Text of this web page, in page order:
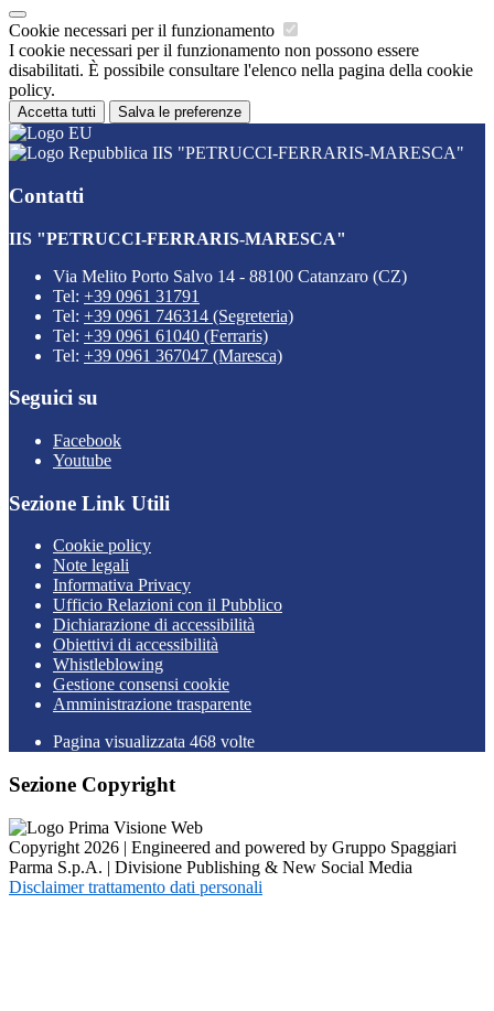
Cookie necessari per il funzionamento
I cookie necessari per il funzionamento non possono essere
disabilitati. È possibile consultare l'elenco nella pagina della cookie
policy.
Accetta tutti Salva le preferenze
IIS "PETRUCCI-FERRARIS-MARESCA"
Contatti
IIS "PETRUCCI-FERRARIS-MARESCA"
Via Melito Porto Salvo 14 - 88100 Catanzaro (CZ)
Tel: +39 0961 31791
Tel: +39 0961 746314 (Segreteria)
Tel: +39 0961 61040 (Ferraris)
Tel: +39 0961 367047 (Maresca)
Seguici su
Facebook
Youtube
Sezione Link Utili
Cookie policy
Note legali
Informativa Privacy
Ufficio Relazioni con il Pubblico
Dichiarazione di accessibilità
Obiettivi di accessibilità
Whistleblowing
Gestione consensi cookie
Amministrazione trasparente
Pagina visualizzata 468 volte
Sezione Copyright
Copyright 2026 | Engineered and powered by Gruppo Spaggiari
Parma S.p.A. | Divisione Publishing & New Social Media
Disclaimer trattamento dati personali